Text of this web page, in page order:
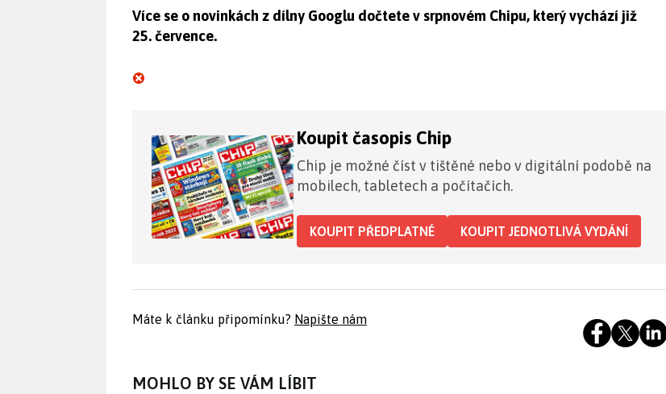
Více se o novinkách z dílny Googlu dočtete v srpnovém Chipu, který vychází již
25. července.
Koupit časopis Chip
Chip je možné číst v tištěné nebo v digitální podobě na
mobilech, tabletech a počítačích.
KOUPIT PŘEDPLATNÉ KOUPIT JEDNOTLIVÁ VYDÁNÍ
Máte k článku připomínku? Napište nám
MOHLO BY SE VÁM LÍBIT